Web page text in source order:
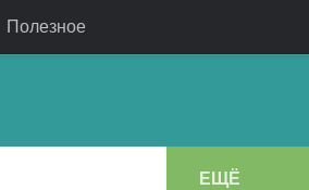
Полезное
ЕЩЁ